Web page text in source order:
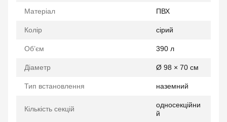
Матеріал ПВХ
Колір сірий
Об’єм 390 л
Діаметр Ø 98 × 70 см
Тип встановлення наземний
Кількість секцій
односекційни
й